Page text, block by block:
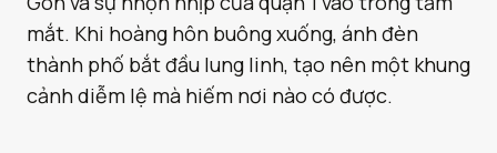
mắt. Khi hoàng hôn buông xuống, ánh đèn
thành phố bắt đầu lung linh, tạo nên một khung
cảnh diễm lệ mà hiếm nơi nào có được.